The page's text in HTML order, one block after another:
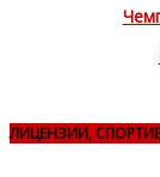
ЛИЦЕНЗИИ,